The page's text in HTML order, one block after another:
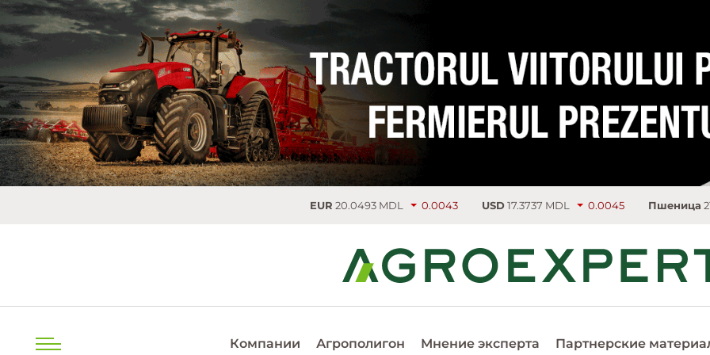
20.0493 MDL 0.0043 USD 17.3737 MDL 0.0045 Пшеница219.75
Компании Агрополигон Мнение эксперта Партнерские